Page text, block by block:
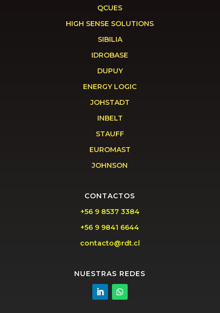
QCUES
HIGH SENSE SOLUTIONS
SIBILIA
IDROBASE
DUPUY
ENERGY LOGIC
JOHSTADT
INBELT
STAUFF
EUROMAST
JOHNSON
CONTACTOS
+56 9 8537 3384
+56 9 9841 6644
contacto@rdt.cl
NUESTRAS REDES